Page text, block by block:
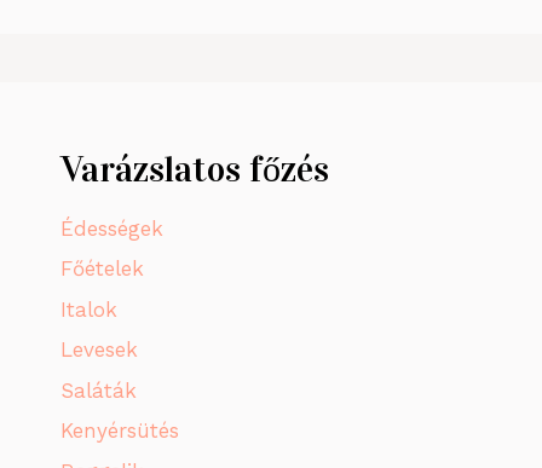
Varázslatos főzés
Édességek
Főételek
Italok
Levesek
Saláták
Kenyérsütés